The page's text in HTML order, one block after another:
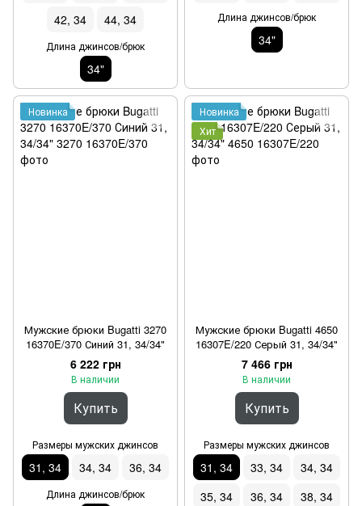
42, 34
44, 34
Длина джинсов/брюк
34"
Длина джинсов/брюк
34"
Новинка
Мужские брюки Bugatti 3270
16370E/370 Синий 31, 34/34"
6 222 грн
В наличии
Купить
Размеры мужских джинсов
31, 34 34, 34 36, 34
Длина джинсов/брюк
Новинка
Хит
Мужские брюки Bugatti 4650
16307E/220 Серый 31, 34/34"
7 466 грн
В наличии
Купить
Размеры мужских джинсов
31, 34 33, 34
34, 34
35, 34
36, 34
38, 34